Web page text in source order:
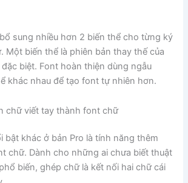
sung nhiều hơn 2 biến thể cho từng ký
Một biến thể là phiên bản thay thế của
biệt. Font hoàn thiện dùng ngẫu
khác nhau để tạo font tự nhiên hơn.
bật khác ở bản Pro là tính năng thêm
chữ. Dành cho những ai chưa biết thuật
biến, ghép chữ là kết nối hai chữ cái